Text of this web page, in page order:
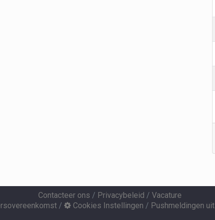
Contacteer ons / Privacybeleid / Vacature
/ Cookies Instellingen / Pushmeldingen